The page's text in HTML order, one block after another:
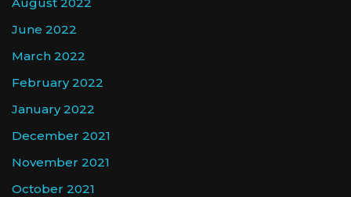
June 2022
March 2022
February 2022
January 2022
December 2021
November 2021
October 2021